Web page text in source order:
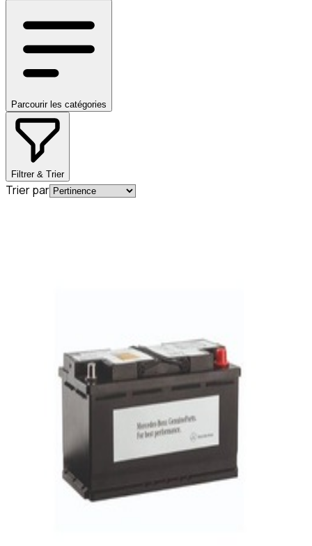
Parcourir les catégories
Filtrer & Trier
Trier par